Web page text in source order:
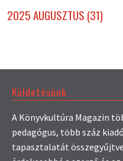
2025 AUGUSZTUS (31)
Küldetésünk
A Könyvkultúra Magazin
pedagógus, több száz
tapasztalatát